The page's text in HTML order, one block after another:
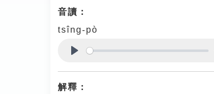
音讀：
tsîng-pò
解釋：